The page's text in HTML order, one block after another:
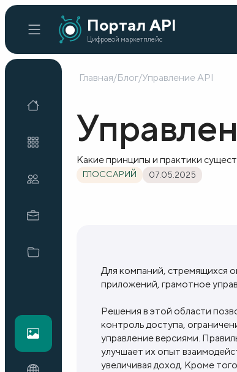
Портал API
Цифровой маркетплейс
Каталог API
Организации
Готовые решения
О нас
Главная/Блог/Управление API
Какие принципы и практики
ГЛОССАРИЙ 07.05.2025
Для компаний, стремящихся
приложений, грамотное
Решения в этой области
контроль доступа,
управление версиями.
улучшает их опыт
увеличивая доход. Кроме